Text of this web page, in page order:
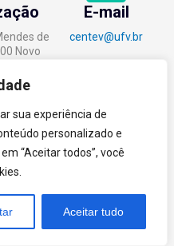
sua experiência de
personalizado e
“Aceitar todos”, você
Aceitar tudo
de
Novo
MG.
E-mail
centev@ufv.br